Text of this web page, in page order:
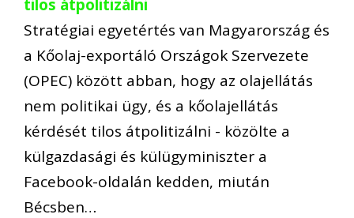
tilos átpolitizálni
Stratégiai egyetértés van Magyarország és
a Kőolaj-exportáló Országok Szervezete
(OPEC) között abban, hogy az olajellátás
nem politikai ügy, és a kőolajellátás
kérdését tilos átpolitizálni - közölte a
külgazdasági és külügyminiszter a
Facebook-oldalán kedden, miután
Bécsben…